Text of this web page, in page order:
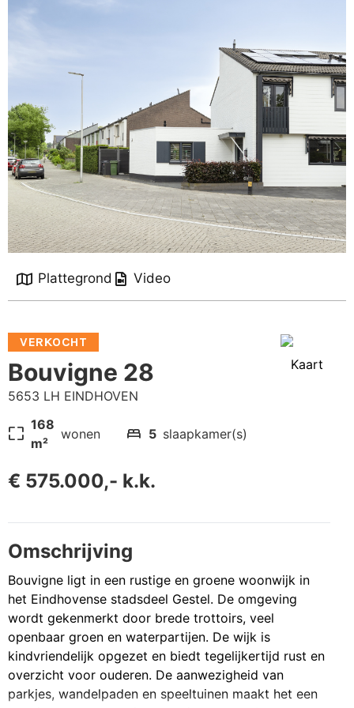
Plattegrond Video
VERKOCHT
Bouvigne 28
5653 LH EINDHOVEN
pageless 168
m²
wonen bed 5 slaapkamer(s)
€ 575.000,- k.k.
Kaart
Omschrijving
Bouvigne ligt in een rustige en groene woonwijk in
het Eindhovense stadsdeel Gestel. De omgeving
wordt gekenmerkt door brede trottoirs, veel
openbaar groen en waterpartijen. De wijk is
kindvriendelijk opgezet en biedt tegelijkertijd rust en
overzicht voor ouderen. De aanwezigheid van
parkjes, wandelpaden en speeltuinen maakt het een